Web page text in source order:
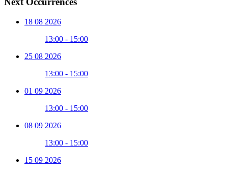
18 08 2026
13:00 - 15:00
25 08 2026
13:00 - 15:00
01 09 2026
13:00 - 15:00
08 09 2026
13:00 - 15:00
15 09 2026